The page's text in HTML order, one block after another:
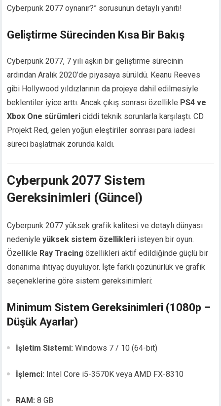
Cyberpunk 2077 oynanır?” sorusunun detaylı yanıtı!
Geliştirme Sürecinden Kısa Bir Bakış
Cyberpunk 2077, 7 yılı aşkın bir geliştirme sürecinin
ardından Aralık 2020’de piyasaya sürüldü. Keanu Reeves
gibi Hollywood yıldızlarının da projeye dahil edilmesiyle
beklentiler iyice arttı. Ancak çıkış sonrası özellikle PS4 ve
Xbox One sürümleri ciddi teknik sorunlarla karşılaştı. CD
Projekt Red, gelen yoğun eleştiriler sonrası para iadesi
süreci başlatmak zorunda kaldı.
Cyberpunk 2077 Sistem
Gereksinimleri (Güncel)
Cyberpunk 2077 yüksek grafik kalitesi ve detaylı dünyası
nedeniyleyüksek sistem özellikleri isteyen bir oyun.
Özellikle Ray Tracing özellikleri aktif edildiğinde güçlü bir
donanıma ihtiyaç duyuluyor. İşte farklı çözünürlük ve grafik
seçeneklerine göre sistem gereksinimleri:
Minimum Sistem Gereksinimleri (1080p –
Düşük Ayarlar)
İşletim Sistemi: Windows 7 / 10 (64-bit)
İşlemci: Intel Core i5-3570K veya AMD FX-8310
RAM: 8 GB